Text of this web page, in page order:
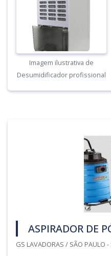
Imagem ilustrativa de
Desumidificador profissional
ASPIRADOR DE
GS LAVADORAS / SÃO PAULO -